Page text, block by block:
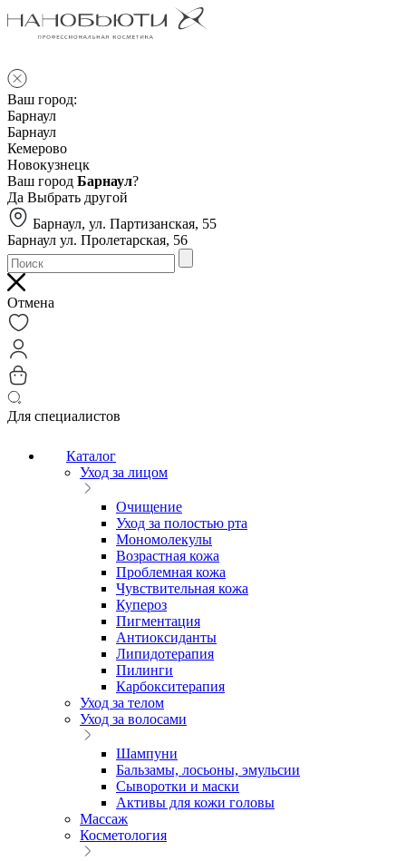
Ваш город:
Барнаул
Барнаул
Кемерово
Новокузнецк
Ваш город Барнаул?
Да Выбрать другой
Барнаул, ул. Партизанская, 55
Барнаул ул. Пролетарская, 56
Отмена
Для специалистов
Каталог
Уход за лицом
Очищение
Уход за полостью рта
Мономолекулы
Возрастная кожа
Проблемная кожа
Чувствительная кожа
Купероз
Пигментация
Антиоксиданты
Липидотерапия
Пилинги
Карбокситерапия
Уход за телом
Уход за волосами
Шампуни
Бальзамы, лосьоны, эмульсии
Сыворотки и маски
Активы для кожи головы
Массаж
Косметология